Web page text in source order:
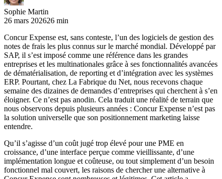
Sophie Martin
26 mars 202626 min
Concur Expense est, sans conteste, l’un des logiciels de gestion des
notes de frais les plus connus sur le marché mondial. Développé par
SAP, il s’est imposé comme une référence dans les grandes
entreprises et les multinationales grâce à ses fonctionnalités avancées
de dématérialisation, de reporting et d’intégration avec les systèmes
ERP. Pourtant, chez La Fabrique du Net, nous recevons chaque
semaine des dizaines de demandes d’entreprises qui cherchent à s’en
éloigner. Ce n’est pas anodin. Cela traduit une réalité de terrain que
nous observons depuis plusieurs années : Concur Expense n’est pas
la solution universelle que son positionnement marketing laisse
entendre.
Qu’il s’agisse d’un coût jugé trop élevé pour une PME en
croissance, d’une interface perçue comme vieillissante, d’une
implémentation longue et coûteuse, ou tout simplement d’un besoin
fonctionnel mal couvert, les raisons de chercher une alternative à